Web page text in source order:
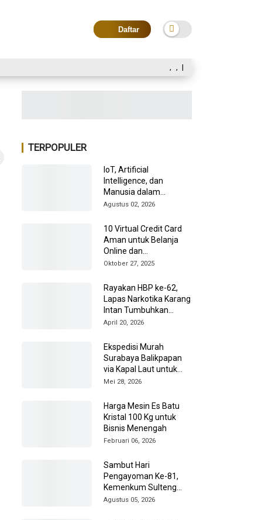
Daftar
, , |
TERPOPULER
IoT, Artificial
Intelligence, dan
Manusia dalam
Transformasi Industri
Agustus 02, 2026
10 Virtual Credit Card
Aman untuk Belanja
Online dan
Internasional
Oktober 27, 2025
Rayakan HBP ke-62,
Lapas Narkotika Karang
Intan Tumbuhkan
Energi Positif di Balik
April 20, 2026
Ekspedisi Murah
Surabaya Balikpapan
via Kapal Laut untuk
Pengiriman Barang
Mei 28, 2026
Harga Mesin Es Batu
Kristal 100 Kg untuk
Bisnis Menengah
Februari 06, 2026
Sambut Hari
Pengayoman Ke-81,
Kemenkum Sulteng
Ziarah ke TMP Tatura
Agustus 05, 2026